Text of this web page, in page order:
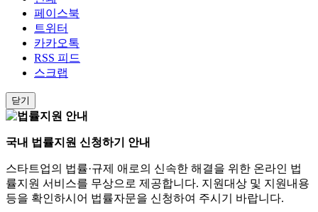
페이스북
트위터
카카오톡
RSS 피드
스크랩
닫기
국내 법률지원 신청하기 안내
스타트업의 법률·규제 애로의 신속한 해결을 위한 온라인 법
률지원 서비스를 무상으로 제공합니다. 지원대상 및 지원내용
등을 확인하시어 법률자문을 신청하여 주시기 바랍니다.